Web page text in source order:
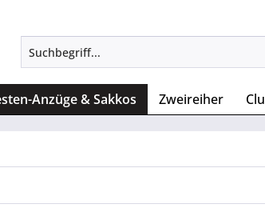
Anzüge & Sakkos Zweireiher